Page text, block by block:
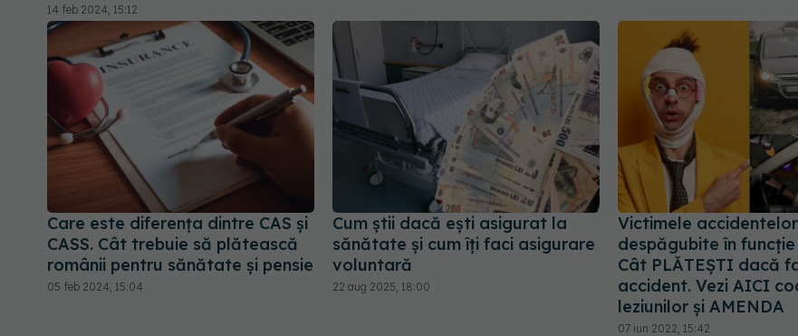
14 feb 2024, 15:12
Care este diferența dintre CAS și
CASS. Cât trebuie să plătească
românii pentru sănătate și pensie
05 feb 2024, 15:04
Cum știi dacă ești asigurat la
sănătate și cum îți faci asigurare
voluntară
22 aug 2025, 18:00
Victimele
despăgubite în funcție
Cât PLĂTEȘTI dacă
accident. Vezi AICI
leziunilor și AMENDA
07 iun 2022, 15:42